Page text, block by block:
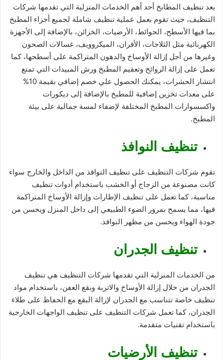
يعد تنظيف المطابخ أحد أهم الخدمات المنزلية التي تقدمها شركات
التنظيف، حيث تقوم بعمل عملية تنظيف شاملة لجميع أجزاء المطبخ
بما فيها الأسطح، الحوائط، الأرضيات، الخزائن، بالإضافة إلى الأجهزة
الكهربائية مثل الثلاجات، الأفران، الميكروويف، غسالات الصحون
وغيرها من أجل إزالة الأوساخ والدهون المتراكمة على أسطحها، كما
تعمل على إزالة الروائح وتعقيم المطبخ ورش المبيدات التي تمنع
انتشار الحشرات، يمكنك ا
لحصول علي خصم إضافي بقيمة 10%
على معدات تخزين إضافية للمطبخ بالإضافة إلى ديكورات
واكسسوارات المطبخ المختلفة لإضفاء لمسة جمالية على بيئة
المطبخ.
تنظيف النوافذ
تقوم شركات التنظيف على تنظيف النوافذ من الداخل والخارج سواء
كانت مصنوعة من الزجاج أو الخشب باستخدام أدوات تنظيف
مناسبة، كما تعمل على تنظيف الإطارات وإزالة الأوساخ المتراكمة
فيها، مما يسمح بمرور الضوء الطبيعي إلى داخل المنزل ويحسن من
جودة الهواء ويحسن من مظهر النوافذ.
تنظيف الجدران
من الخدمات المنزلية التي تقدمها شركات التنظيف هي تنظيف
الجدران من خلال إزالة الأوساخ والاتربة وبقع العفن، باستخدام مواد
تنظيف خاصة تتناسب مع الجدران لإزالة البقع مع الحفاظ على طلاء
الجدران، كما تعمل شركات التنظيف على تنظيف الواجهات الخارجية
باستخدام تقنيات متقدمة.
تنظيف الأرضيات